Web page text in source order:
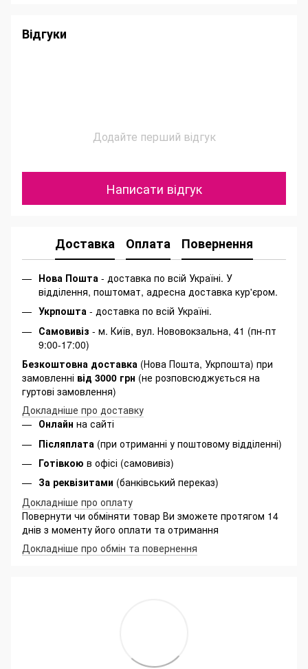
Відгуки
Додайте перший відгук
Написати відгук
Доставка Оплата Повернення
Нова Пошта - доставка по всій Україні. У
відділення, поштомат, адресна доставка кур'єром.
Укрпошта - доставка по всій Україні.
Самовивіз - м. Київ, вул. Нововокзальна, 41 (пн-пт
9:00-17:00)
Безкоштовна доставка (Нова Пошта, Укрпошта) при
замовленні від 3000 грн (не розповсюджується на
гуртові замовлення)
Докладніше про доставку
Онлайн на сайті
Післяплата (при отриманні у поштовому відділенні)
Готівкою в офісі (самовивіз)
За реквізитами (банківський переказ)
Докладніше про оплату
Повернути чи обміняти товар Ви зможете протягом 14
днів з моменту його оплати та отримання
Докладніше про обмін та повернення